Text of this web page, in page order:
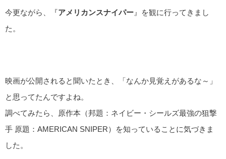
今更ながら、『アメリカンスナイパー 』を観に行ってきまし
た。
映画が公開されると聞いたとき、「なんか見覚えがあるな～」
と思ってたんですよね。
調べてみたら、原作本（邦題：ネイビー・シールズ最強の狙撃
手 原題：AMERICAN SNIPER）を知っていることに気づきま
した。